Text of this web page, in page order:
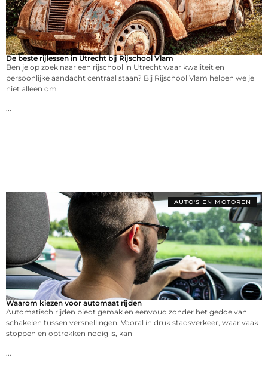
De beste rijlessen in Utrecht bij Rijschool Vlam
Ben je op zoek naar een rijschool in Utrecht waar kwaliteit en
persoonlijke aandacht centraal staan? Bij Rijschool Vlam helpen we je
niet alleen om
AUTO'S EN MOTOREN
Waarom kiezen voor automaat rijden
Automatisch rijden biedt gemak en eenvoud zonder het gedoe van
schakelen tussen versnellingen. Vooral in druk stadsverkeer, waar vaak
stoppen en optrekken nodig is, kan